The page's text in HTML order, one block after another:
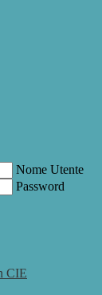
Nome Utente
Password
CIE